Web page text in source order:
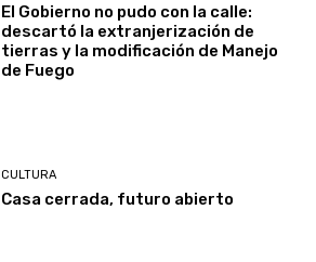
El Gobierno no pudo con la calle:
descartó la extranjerización de
tierras y la modificación de Manejo
de Fuego
CULTURA
Casa cerrada, futuro abierto